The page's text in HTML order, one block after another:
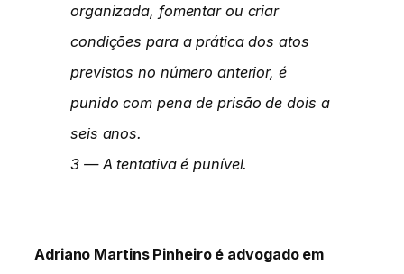
organizada, fomentar ou criar
condições para a prática dos atos
previstos no número anterior, é
punido com pena de prisão de dois a
seis anos.
3 — A tentativa é punível.
Adriano Martins Pinheiro é advogado em